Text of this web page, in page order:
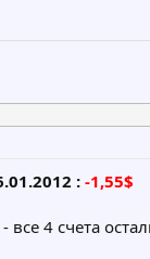
: -1,55$
4 счета